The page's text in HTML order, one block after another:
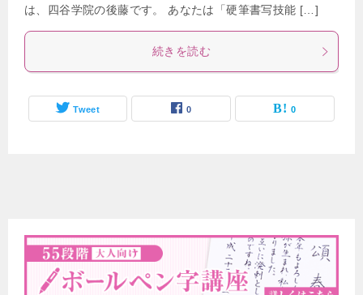
は、四谷学院の後藤です。 あなたは「硬筆書写技能 […]
続きを読む
Tweet 0 0